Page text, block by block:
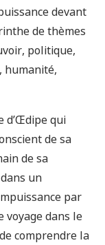
devant
de thèmes
politique,
humanité,
d’Œdipe qui
de sa
de sa
un
par
voyage dans le
comprendre la